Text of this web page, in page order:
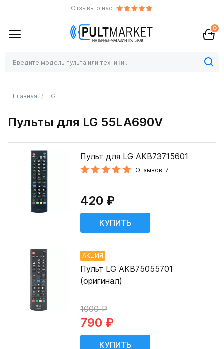
Отзывы о нас
0
Главная LG
Пульты для LG 55LA690V
Пульт для LG AKB73715601
Отзывов: 7
420 ₽
АКЦИЯ
Пульт LG AKB75055701
(оригинал)
1000 ₽
790 ₽